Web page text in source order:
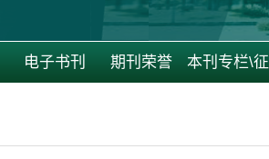
电子书刊 期刊荣誉 本刊专栏\征